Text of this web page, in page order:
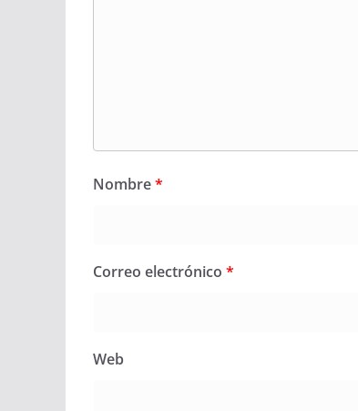
Nombre*
Correo electrónico *
Web